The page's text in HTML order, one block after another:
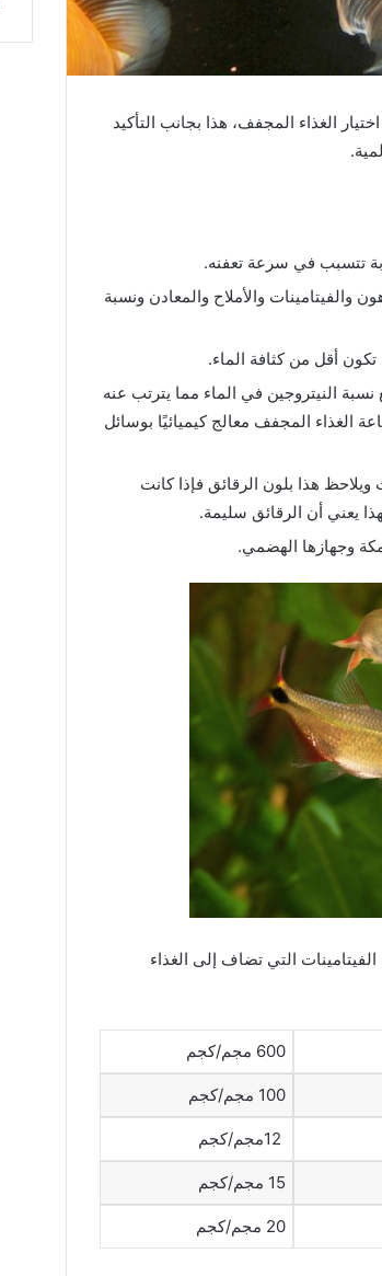
الغذاء المجفف، هذا بجانب التأكيد
تتسبب في سرعة تعفنه.
والأملاح والمعادن ونسبة
أقل من كثافة الماء.
النيتروجين في الماء مما يترتب عنه
الغذاء المجفف معالج كيميائيًا بوسائل
هذا بلون الرقائق فإذا كانت
يعني أن الرقائق سليمة.
وجهازها الهضمي.
التي تضاف إلى الغذاء
600 مجم/كجم
100 مجم/كجم
15 مجم/كجم
20 مجم/كجم